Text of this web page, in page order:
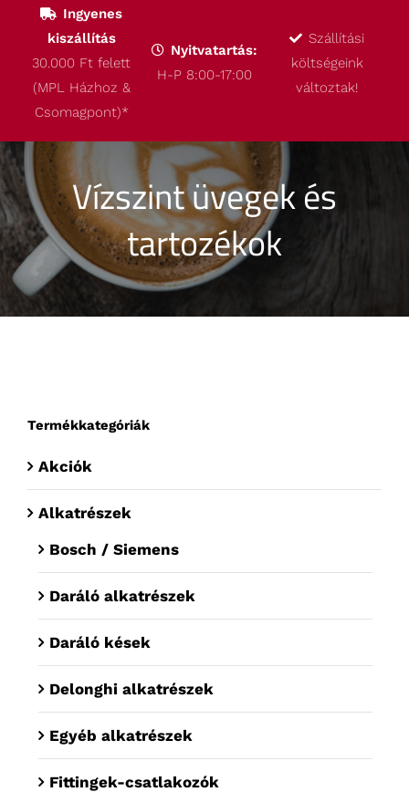
Kezdőlap
Termékeink
Robbantott ábrák
Kapcsolat
Ingyenes
kiszállítás
30.000 Ft felett
(MPL Házhoz &
Csomagpont)*
Nyitvatartás:
H-P 8:00-17:00
Szállítási
költségeink
változtak!
Vízszint üvegek és
tartozékok
Termékkategóriák
Akciók
Alkatrészek
Bosch / Siemens
Daráló alkatrészek
Daráló kések
Delonghi alkatrészek
Egyéb alkatrészek
Fittingek-csatlakozók